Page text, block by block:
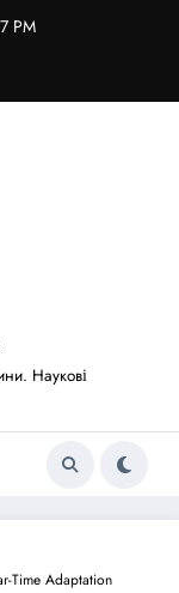
PM
Наукові
Time Adaptation